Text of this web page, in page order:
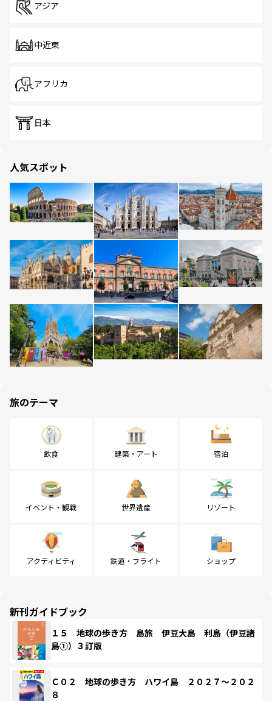
アジア
中近東
アフリカ
日本
人気スポット
旅のテーマ
飲食 建築・アート 宿泊
イベント・観戦 世界遺産 リゾート
アクティビティ 鉄道・フライト ショップ
新刊ガイドブック
１５ 地球の歩き方 島旅 伊豆大島 利島（伊豆諸
島①）３訂版
Ｃ０２ 地球の歩き方 ハワイ島 ２０２７～２０２
８